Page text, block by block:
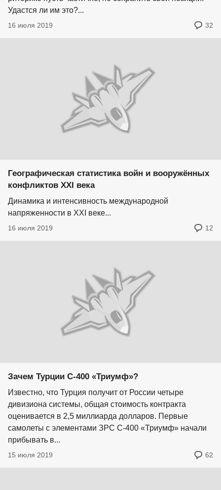
Удастся ли им это?...
16 июля 2019 32
Географическая статистика войн и вооружённых
конфликтов XXI века
Динамика и интенсивность международной
напряженности в XXI веке...
16 июля 2019 12
Зачем Турции С-400 «Триумф»?
Известно, что Турция получит от России четыре
дивизиона системы, общая стоимость контракта
оценивается в 2,5 миллиарда долларов. Первые
самолеты с элементами ЗРС С-400 «Триумф» начали
прибывать в...
15 июля 2019 62